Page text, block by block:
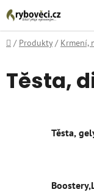
Přejít
na
obsah
Domů
/ Produkty / Krmení,
Těsta,
Těsta,